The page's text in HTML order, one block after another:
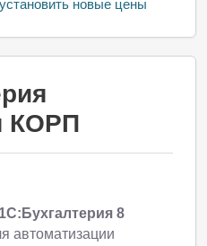
новые цены
КОРП
1С:Бухгалтерия 8
автоматизации